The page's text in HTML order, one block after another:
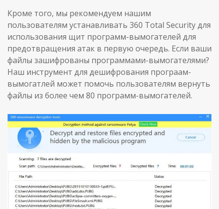
Кроме того, мы рекомендуем нашим
пользователям устанавливать 360 Total Security для
использования щит программ-вымогателей для
предотвращения атак в первую очередь. Если ваши
файлы зашифрованы программами-вымогателями?
Наш инструмент для дешифрования програам-
вымогатлей может помочь пользователям вернуть
файлы из более чем 80 программ-вымогателей.